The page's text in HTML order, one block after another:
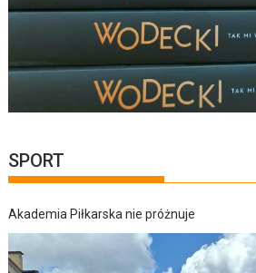
SPORT
Akademia Piłkarska nie próżnuje